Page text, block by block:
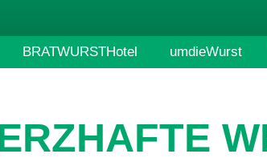
BRATWURSTHotel umdieWurst